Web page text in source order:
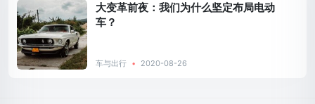
大变革前夜：我们为什么坚定布局电动
车？
车与出行 • 2020-08-26